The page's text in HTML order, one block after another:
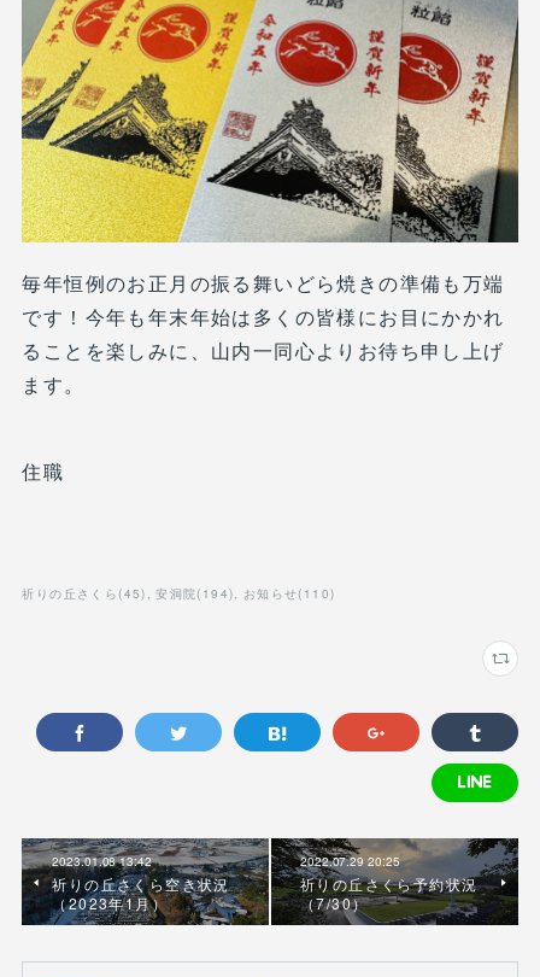
毎年恒例のお正月の振る舞いどら焼きの準備も万端
です！今年も年末年始は多くの皆様にお目にかかれ
ることを楽しみに、山内一同心よりお待ち申し上げ
ます。
住職
祈りの丘さくら (45) 安洞院( 194) お知らせ( 110)
2023.01.08 13:42
祈りの丘さくら空き状況
（2023年1月）
2022.07.29 20:25
祈りの丘さくら予約状況
（7/30）